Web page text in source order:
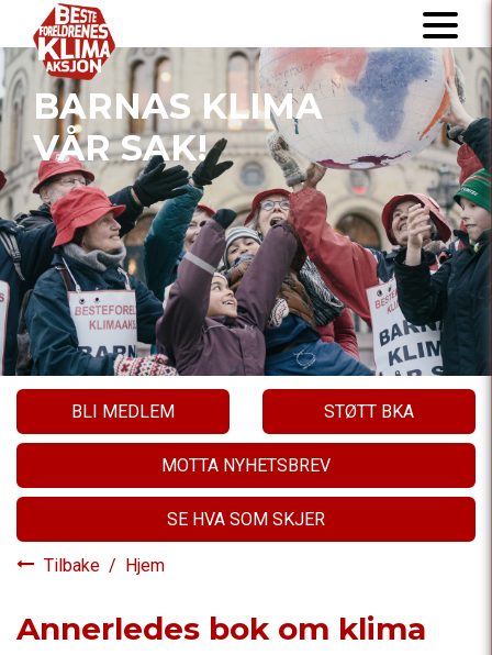
BARNAS KLIMA
VÅR SAK!
BLI MEDLEM STØTT BKA
MOTTA NYHETSBREV
SE HVA SOM SKJER
Tilbake / Hjem
Annerledes bok om klima